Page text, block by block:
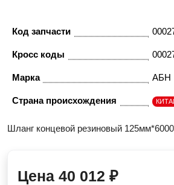
Код запчасти
Кросс коды
Марка АБН
Страна происхождения
Шланг концевой резиновый
Цена 40 012 ₽